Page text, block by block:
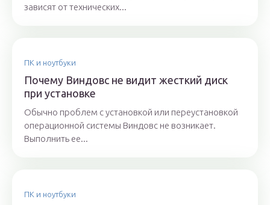
зависят от технических...
ПК и ноутбуки
Почему Виндовс не видит жесткий диск
при установке
Обычно проблем с установкой или переустановкой
операционной системы Виндовс не возникает.
Выполнить ее...
ПК и ноутбуки